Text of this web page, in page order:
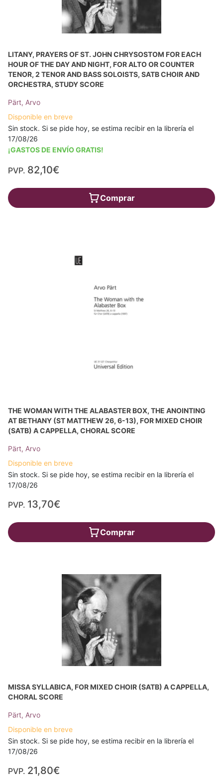
LITANY, PRAYERS OF ST. JOHN CHRYSOSTOM FOR EACH
HOUR OF THE DAY AND NIGHT, FOR ALTO OR COUNTER
TENOR, 2 TENOR AND BASS SOLOISTS, SATB CHOIR AND
ORCHESTRA, STUDY SCORE
Pärt, Arvo
Disponible en breve
Sin stock. Si se pide hoy, se estima recibir en la librería el
17/08/26
¡GASTOS DE ENVÍO GRATIS!
PVP. 82,10€
Comprar
THE WOMAN WITH THE ALABASTER BOX, THE ANOINTING
AT BETHANY (ST MATTHEW 26, 6-13), FOR MIXED CHOIR
(SATB) A CAPPELLA, CHORAL SCORE
Pärt, Arvo
Disponible en breve
Sin stock. Si se pide hoy, se estima recibir en la librería el
17/08/26
PVP. 13,70€
Comprar
MISSA SYLLABICA, FOR MIXED CHOIR (SATB) A CAPPELLA,
CHORAL SCORE
Pärt, Arvo
Disponible en breve
Sin stock. Si se pide hoy, se estima recibir en la librería el
17/08/26
PVP. 21,80€